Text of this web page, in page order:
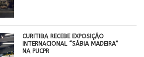
CURITIBA RECEBE EXPOSIÇÃO
INTERNACIONAL “SÁBIA MADEIRA”
NA PUCPR